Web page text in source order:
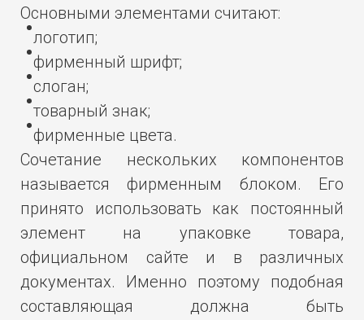
Основными элементами считают:
логотип;
фирменный шрифт;
слоган;
товарный знак;
фирменные цвета.
Сочетание нескольких компонентов
называется фирменным блоком. Его
принято использовать как постоянный
элемент на упаковке товара,
официальном сайте и в различных
документах. Именно поэтому подобная
составляющая должна быть